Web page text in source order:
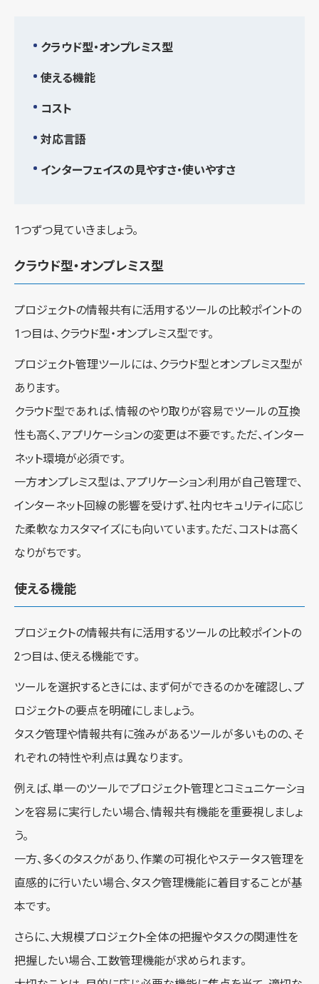
クラウド型・オンプレミス型
使える機能
コスト
対応言語
インターフェイスの見やすさ・使いやすさ
1つずつ見ていきましょう。
クラウド型・オンプレミス型
プロジェクトの情報共有に活用するツールの比較ポイントの
1つ目は、クラウド型・オンプレミス型です。
プロジェクト管理ツールには、クラウド型とオンプレミス型が
あります。
クラウド型であれば、情報のやり取りが容易でツールの互換
性も高く、アプリケーションの変更は不要です。ただ、インター
ネット環境が必須です。
一方オンプレミス型は、アプリケーション利用が自己管理で、
インターネット回線の影響を受けず、社内セキュリティに応じ
た柔軟なカスタマイズにも向いています。ただ、コストは高く
なりがちです。
使える機能
プロジェクトの情報共有に活用するツールの比較ポイントの
2つ目は、使える機能です。
ツールを選択するときには、まず何ができるのかを確認し、プ
ロジェクトの要点を明確にしましょう。
タスク管理や情報共有に強みがあるツールが多いものの、そ
れぞれの特性や利点は異なります。
例えば、単一のツールでプロジェクト管理とコミュニケーショ
ンを容易に実行したい場合、情報共有機能を重要視しましょ
う。
一方、多くのタスクがあり、作業の可視化やステータス管理を
直感的に行いたい場合、タスク管理機能に着目することが基
本です。
さらに、大規模プロジェクト全体の把握やタスクの関連性を
把握したい場合、工数管理機能が求められます。